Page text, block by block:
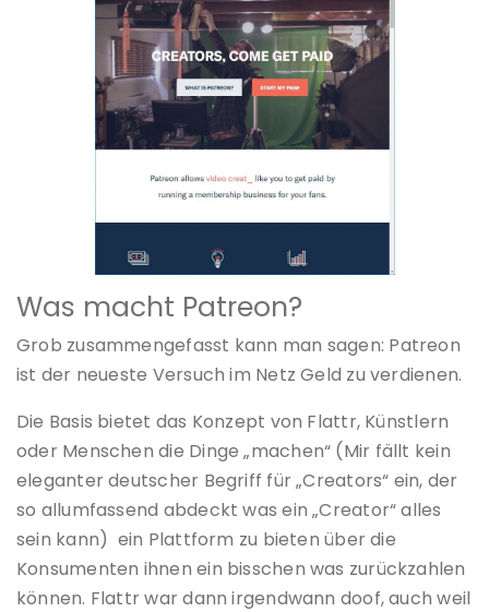
Was macht Patreon?
Grob zusammengefasst kann man sagen: Patreon
ist der neueste Versuch im Netz Geld zu verdienen.
Die Basis bietet das Konzept von Flattr, Künstlern
oder Menschen die Dinge „machen“ (Mir fällt kein
eleganter deutscher Begriff für „Creators“ ein, der
so allumfassend abdeckt was ein „Creator“ alles
sein kann) ein Plattform zu bieten über die
Konsumenten ihnen ein bisschen was zurückzahlen
können. Flattr war dann irgendwann doof, auch weil